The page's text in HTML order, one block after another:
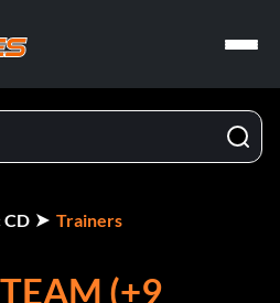
CD Trainers
(+9